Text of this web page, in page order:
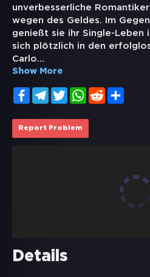
unverbesserliche
wegen des Geldes. Im
genießt sie ihr Single-Leben
sich plötzlich in den
Carlo...
Show More
FacebookTelegramTwitterWhatsApp
Reddit
Report Problem
Details